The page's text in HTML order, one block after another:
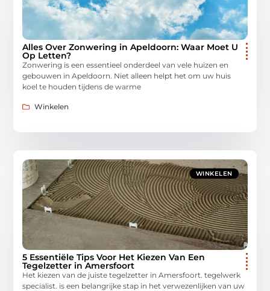
Alles Over Zonwering in Apeldoorn: Waar Moet U
Op Letten?
Zonwering is een essentieel onderdeel van vele huizen en
gebouwen in Apeldoorn. Niet alleen helpt het om uw huis
koel te houden tijdens de warme
Winkelen
WINKELEN
5 Essentiële Tips Voor Het Kiezen Van Een
Tegelzetter in Amersfoort
Het kiezen van de juiste tegelzetter in Amersfoort. tegelwerk
specialist. is een belangrijke stap in het verwezenlijken van uw